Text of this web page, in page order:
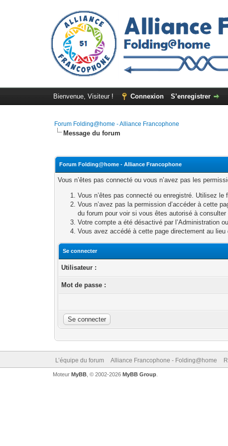
Bienvenue, Visiteur ! Connexion S’enregistrer
Forum Folding@home - Alliance Francophone
Message du forum
Forum Folding@home - Alliance Francophone
Vous n’êtes pas connecté ou vous n’avez pas les
Vous n’êtes pas connecté ou enregistré. Utilisez
Vous n’avez pas la permission d’accéder à cette
du forum pour voir si vous êtes autorisé à consulter
Votre compte a été désactivé par l’Administration
Vous avez accédé à cette page directement au
Se connecter
Utilisateur :
Mot de passe :
L’équipe du forum Alliance Francophone - Folding@home
Moteur MyBB, © 2002-2026 MyBB Group.